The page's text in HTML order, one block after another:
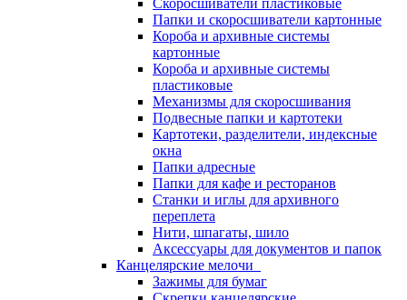
Скоросшиватели пластиковые
Папки и скоросшиватели картонные
Короба и архивные системы
картонные
Короба и архивные системы
пластиковые
Механизмы для скоросшивания
Подвесные папки и картотеки
Картотеки, разделители, индексные
окна
Папки адресные
Папки для кафе и ресторанов
Станки и иглы для архивного
переплета
Нити, шпагаты, шило
Аксессуары для документов и папок
Канцелярские мелочи
Зажимы для бумаг